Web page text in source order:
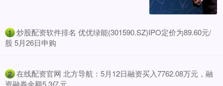
1 ​炒股配资软件排名 优优绿能(301590.SZ)IPO定价为89.60元/
股 5月26日申购
2 ​在线配资官网 北方导航：5月12日融资买入7762.08万元，融